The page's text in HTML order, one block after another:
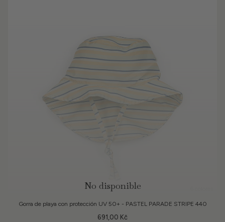
No disponible
Gorra de playa con protección UV 50+ - PASTEL PARADE STRIPE 440
691,00 Kč